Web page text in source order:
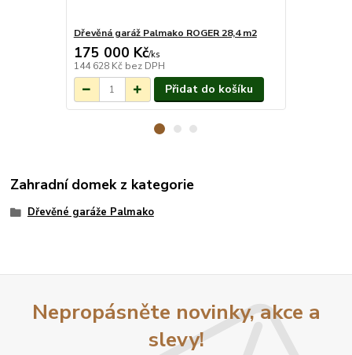
Dřevěná garáž Palmako ROGER 28,4 m2
175 000 Kč/ks
144 628 Kč bez DPH
Přidat do košíku
Zahradní domek z kategorie
Dřevěné garáže Palmako
Nepropásněte novinky, akce a
slevy!